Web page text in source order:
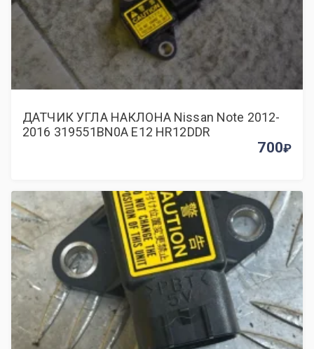
ДАТЧИК УГЛА НАКЛОНА Nissan Note 2012-
2016 319551BN0A E12 HR12DDR
700